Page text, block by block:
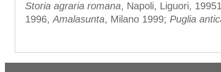
Storia agraria romana, Napoli, Liguori, 1995
1996, Amalasunta, Milano 1999; Puglia